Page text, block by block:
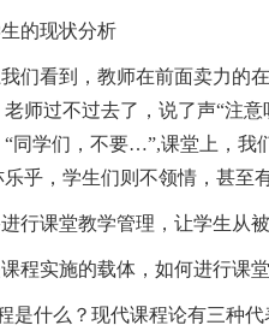
的现状分析
们看到，教师在前面卖力的
师过不过去了，说了声“注
同学们，不要…”,课堂上，我
乎，学生们则不领情，甚至
行课堂教学管理，让学生从
课程实施的载体，如何进行课
是什么？现代课程论有三种